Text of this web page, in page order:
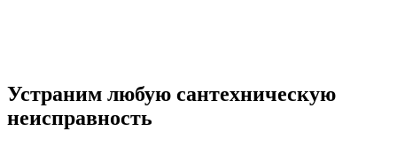
Устраним любую сантехническую
неисправность